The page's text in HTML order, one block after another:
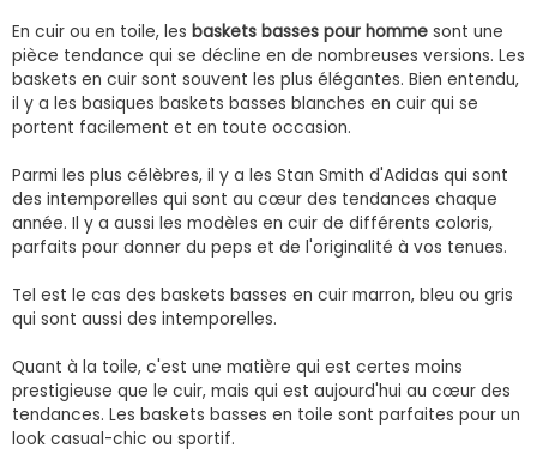
En cuir ou en toile, les baskets basses pour homme sont une
pièce tendance qui se décline en de nombreuses versions. Les
baskets en cuir sont souvent les plus élégantes. Bien entendu,
il y a les basiques baskets basses blanches en cuir qui se
portent facilement et en toute occasion.
Parmi les plus célèbres, il y a les Stan Smith d'Adidas qui sont
des intemporelles qui sont au cœur des tendances chaque
année. Il y a aussi les modèles en cuir de différents coloris,
parfaits pour donner du peps et de l'originalité à vos tenues.
Tel est le cas des baskets basses en cuir marron, bleu ou gris
qui sont aussi des intemporelles.
Quant à la toile, c'est une matière qui est certes moins
prestigieuse que le cuir, mais qui est aujourd'hui au cœur des
tendances. Les baskets basses en toile sont parfaites pour un
look casual-chic ou sportif.